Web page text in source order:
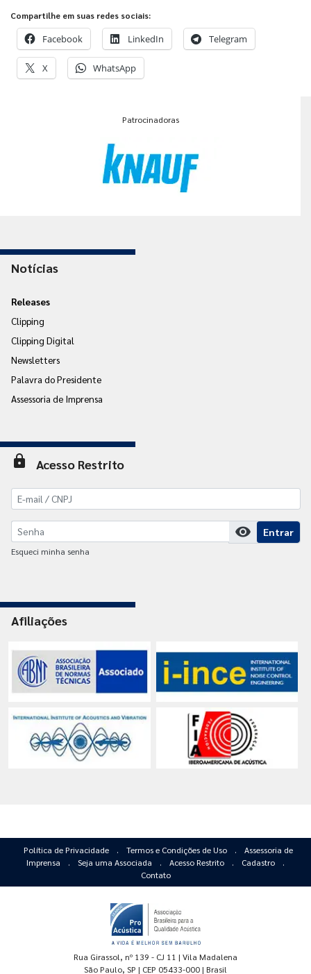
Compartilhe em suas redes sociais:
Facebook LinkedIn Telegram
X WhatsApp
Patrocinadoras
Notícias
Releases
Clipping
Clipping Digital
Newsletters
Palavra do Presidente
Assessoria de Imprensa
lock Acesso Restrito
visibility Entrar
Esqueci minha senha
Afiliações
Política de Privacidade . Termos e Condições de Uso .
Assessoria de
Imprensa
. Seja uma Associada . Acesso Restrito . Cadastro
.
Contato
Rua Girassol, nº 139 - CJ 11 | Vila Madalena
São Paulo, SP | CEP 05433-000 | Brasil